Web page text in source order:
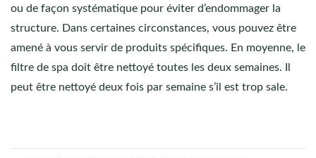
ou de façon systématique pour éviter d’endommager la
structure. Dans certaines circonstances, vous pouvez être
amené à vous servir de produits spécifiques. En moyenne, le
filtre de spa doit être nettoyé toutes les deux semaines. Il
peut être nettoyé deux fois par semaine s’il est trop sale.